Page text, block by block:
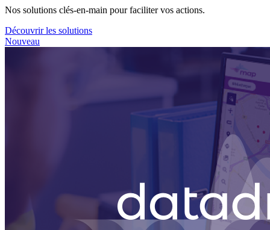
Nos solutions clés-en-main pour faciliter vos actions.
Découvrir les solutions
Nouveau